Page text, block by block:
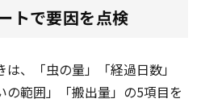
トで要因を点検
、「虫の量」「経過日数」
の範囲」「搬出量」の5項目を